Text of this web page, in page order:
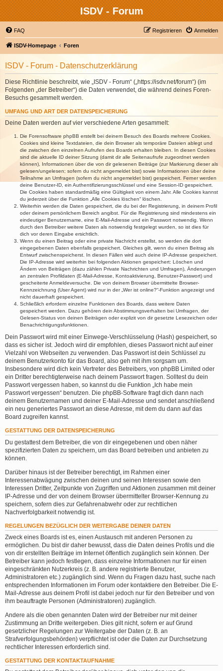
ISDV - Forum
FAQ Anmelden
Registrieren
ISDV-Homepage Foren
ISDV - Forum - Datenschutzerklärung
Diese Richtlinie beschreibt, wie „ISDV - Forum“ („https://isdv.net/forum“) (im
Folgenden „der Betreiber“) die Daten verwendet, die während deines Foren-
Besuchs gesammelt werden.
UMFANG UND ART DER DATENSPEICHERUNG
Deine Daten werden auf vier verschiedene Arten gesammelt:
Die Forensoftware phpBB erstellt bei deinem Besuch des Boards mehrere Cookies.
Cookies sind kleine Textdateien, die dein Browser als temporäre Dateien ablegt und
die zwischen den einzelnen Aufrufen des Boards erhalten bleiben. In diesen Cookies
sind die aktuelle ID deiner Sitzung (damit dir alle Seitenaufrufe zugeordnet werden
können), Informationen über die von dir gelesenen Beiträge (zur Markierung dieser als
gelesen/ungelesen; sofern du nicht angemeldet bist) sowie Informationen über deine
Teilnahme an Umfragen (sofern du nicht angemeldet bist) gespeichert. Ferner werden
deine Benutzer-ID, ein Authentifizierungsschlüssel und eine Session-ID gespeichert.
Die Cookies haben standardmäßig eine Gültigkeit von einem Jahr. Alle Cookies kannst
du jederzeit über die Funktion „Alle Cookies löschen“ löschen.
Weiterhin werden die Daten gespeichert, die du bei der Registrierung, in deinem Profil
oder deinem persönlichem Bereich angibst. Für die Registrierung sind mindestens ein
eindeutiger Benutzername, eine E-Mail-Adresse und ein Passwort notwendig. Wenn
durch den Betreiber weitere Daten als notwendig festgelegt wurden, so ist dies für
dich vor deren Eingabe ersichtlich.
Wenn du einen Beitrag oder eine private Nachricht erstellst, so werden die dort
eingegebenen Daten ebenfalls gespeichert. Gleiches gilt, wenn du einen Beitrag als
Entwurf zwischenspeicherst. In diesen Fällen wird auch deine IP-Adresse gespeichert.
Die IP-Adresse wird weiterhin bei folgenden Aktionen gespeichert: Löschen und
Ändern von Beiträgen (dazu zählen Private Nachrichten und Umfragen), Änderungen
an zentralen Profildaten (E-Mail-Adresse, Kontoaktivierung, Benutzer-Passwort) und
gescheiterte Anmeldeversuche. Die von deinem Browser übermittelte Browser-
Kennzeichnung (User Agent) wird nur in der „Wer ist online?“-Funktion angezeigt und
nicht dauerhaft gespeichert.
Schließlich erfordern einzelne Funktionen des Boards, dass weitere Daten
gespeichert werden. Dazu gehören dein Abstimmungsverhalten bei Umfragen, der
Gelesen-Status von deinen Beiträgen oder explizit von dir gesetzte Lesezeichen oder
Benachrichtigungsfunktionen.
Dein Passwort wird mit einer Einwege-Verschlüsselung (Hash) gespeichert, so
dass es sicher ist. Jedoch wird dir empfohlen, dieses Passwort nicht auf einer
Vielzahl von Webseiten zu verwenden. Das Passwort ist dein Schlüssel zu
deinem Benutzerkonto für das Board, also geh mit ihm sorgsam um.
Insbesondere wird dich kein Vertreter des Betreibers, von phpBB Limited oder
ein Dritter berechtigterweise nach deinem Passwort fragen. Solltest du dein
Passwort vergessen haben, so kannst du die Funktion „Ich habe mein
Passwort vergessen“ benutzen. Die phpBB-Software fragt dich dann nach
deinem Benutzernamen und deiner E-Mail-Adresse und sendet anschließend
ein neu generiertes Passwort an diese Adresse, mit dem du dann auf das
Board zugreifen kannst.
GESTATTUNG DER DATENSPEICHERUNG
Du gestattest dem Betreiber, die von dir eingegebenen und oben näher
spezifizierten Daten zu speichern, um das Board betreiben und anbieten zu
können.
Darüber hinaus ist der Betreiber berechtigt, im Rahmen einer
Interessenabwägung zwischen deinen und seinen Interessen sowie den
Interessen Dritter, Zeitpunkte von Zugriffen und Aktionen zusammen mit deiner
IP-Adresse und der von deinem Browser übermittelter Browser-Kennung zu
speichern, sofern dies zur Gefahrenabwehr oder zur rechtlichen
Nachverfolgbarkeit notwendig ist.
REGELUNGEN BEZÜGLICH DER WEITERGABE DEINER DATEN
Zweck eines Boards ist es, einen Austausch mit anderen Personen zu
ermöglichen. Du bist dir daher bewusst, dass die Daten deines Profils und die
von dir erstellten Beiträge im Internet öffentlich zugänglich sein können. Der
Betreiber kann jedoch festlegen, dass einzelne Informationen nur für einen
eingeschränkten Nutzerkreis (z. B. andere registrierte Benutzer,
Administratoren etc.) zugänglich sind. Wenn du Fragen dazu hast, suche nach
entsprechenden Informationen im Forum oder kontaktiere den Betreiber. Die E-
Mail-Adresse aus deinem Profil ist dabei jedoch nur für den Betreiber und von
ihm beauftragte Personen (Administratoren) zugänglich.
Andere als die oben genannten Daten wird der Betreiber nur mit deiner
Zustimmung an Dritte weitergeben. Dies gilt nicht, sofern er auf Grund
gesetzlicher Regelungen zur Weitergabe der Daten (z. B. an
Strafverfolgungsbehörden) verpflichtet ist oder die Daten zur Durchsetzung
rechtlicher Interessen erforderlich sind.
GESTATTUNG DER KONTAKTAUFNAHME